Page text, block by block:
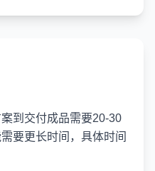
到交付成品需要20-30
要更长时间，具体时间